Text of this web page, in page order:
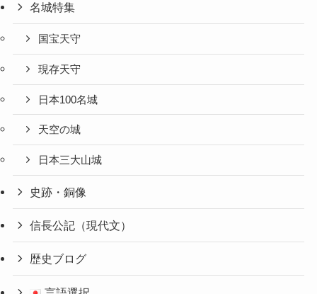
名城特集
国宝天守
現存天守
日本100名城
天空の城
日本三大山城
史跡・銅像
信長公記（現代文）
歴史ブログ